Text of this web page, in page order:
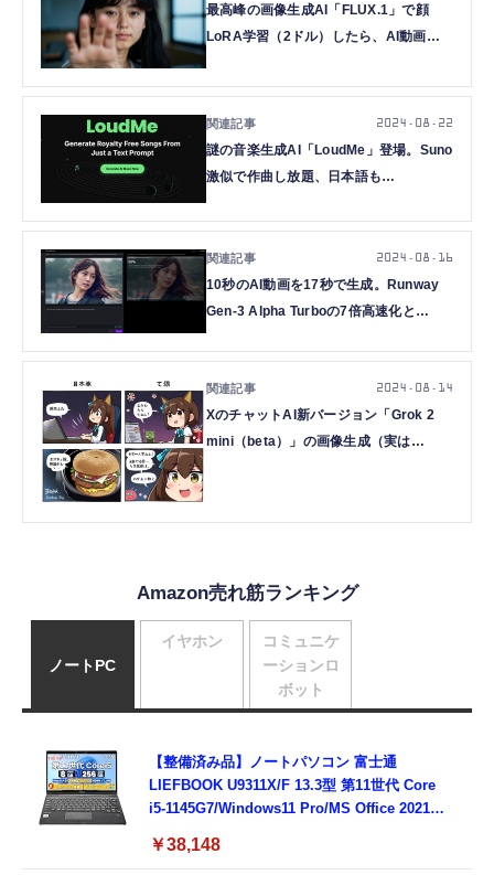
最高峰の画像生成AI「FLUX.1」で顔
LoRA学習（2ドル）したら、AI動画生
謎の音楽生成AI「LoudMe」登場。Suno
激似で作曲し放題、日本語も
2024.08.22
10秒のAI動画を17秒で生成。Runway
Gen-3 Alpha Turboの7倍高速化と
ー激変（CloseBox）
2024.08.16
XのチャットAI新バージョン「Grok 2
mini（beta）」の画像生成（実は
2024.08.14
Amazon売れ筋ランキング
ノートPC
【整備済み品】ノートパソコン 富士通
LIEFBOOK U9311X/F 13.3型 第11世代 Core
i5-1145G7/Windows11 Pro/MS Office 2021搭
Type-C/360度回転対応/有線静音マウス付
￥38,148
イヤホン
コミュニケ
ーションロ
ボット